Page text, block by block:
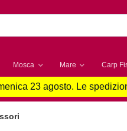
Mosca Mare Carp
23 agosto. Le